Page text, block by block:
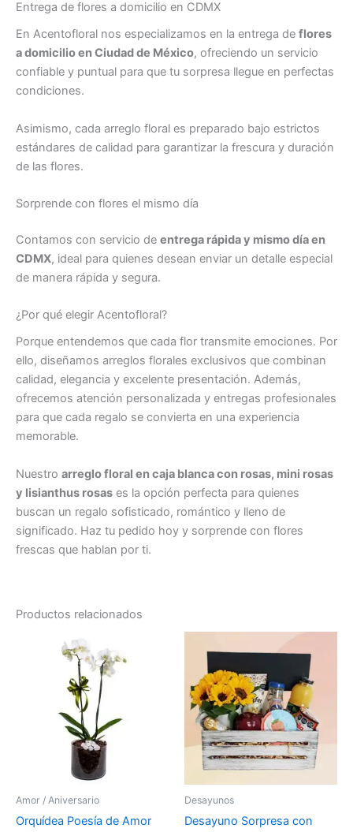
Entrega de flores a domicilio en CDMX
En Acentofloral nos especializamos en la entrega de flores
a domicilio en Ciudad de México, ofreciendo un servicio
confiable y puntual para que tu sorpresa llegue en perfectas
condiciones.
Asimismo, cada arreglo floral es preparado bajo estrictos
estándares de calidad para garantizar la frescura y duración
de las flores.
Sorprende con flores el mismo día
Contamos con servicio de entrega rápida y mismo día en
CDMX, ideal para quienes desean enviar un detalle especial
de manera rápida y segura.
¿Por qué elegir Acentofloral?
Porque entendemos que cada flor transmite emociones. Por
ello, diseñamos arreglos florales exclusivos que combinan
calidad, elegancia y excelente presentación. Además,
ofrecemos atención personalizada y entregas profesionales
para que cada regalo se convierta en una experiencia
memorable.
Nuestro arreglo floral en caja blanca con rosas, mini rosas
y lisianthus rosas es la opción perfecta para quienes
buscan un regalo sofisticado, romántico y lleno de
significado. Haz tu pedido hoy y sorprende con flores
frescas que hablan por ti.
Productos relacionados
Amor / Aniversario
Orquídea Poesía de Amor
Desayunos
Desayuno Sorpresa con